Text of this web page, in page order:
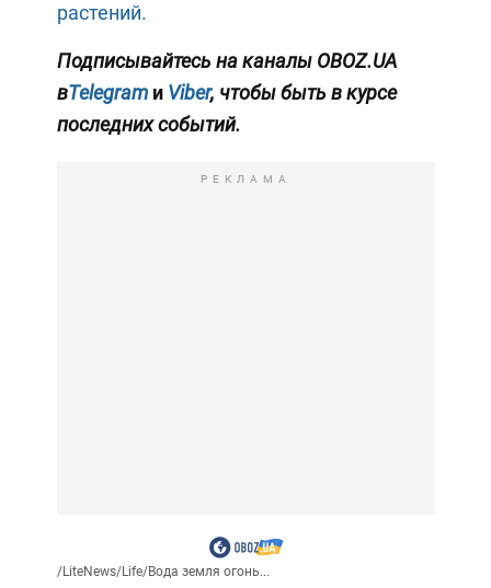
растений.
Подписывайтесь на каналы OBOZ.UA
вTelegramи Viber, чтобы быть в курсе
последних событий.
РЕКЛАМА
/LiteNews/Life/Вода земля огонь...